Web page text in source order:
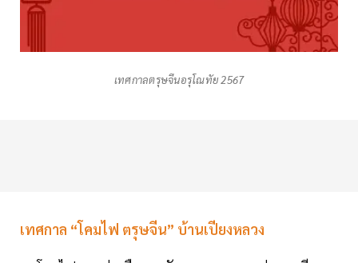
เทศกาลตรุษจีนอรุโณทัย 2567
เทศกาล “โคมไฟ ตรุษจีน” บ้านเปียงหลวง